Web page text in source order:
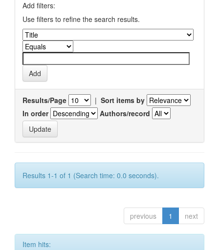
Add filters:
Use filters to refine the search results.
Results/Page | Sort items by
In order
Authors/record
Results 1-1 of 1 (Search time: 0.0 seconds).
previous 1 next
Item hits: